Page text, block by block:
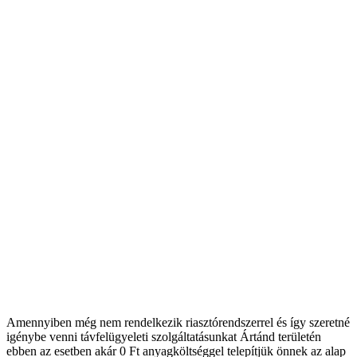
Amennyiben még nem rendelkezik riasztórendszerrel és így szeretné
igénybe venni távfelügyeleti szolgáltatásunkat Ártánd területén
ebben az esetben akár 0 Ft anyagköltséggel telepítjük önnek az alap